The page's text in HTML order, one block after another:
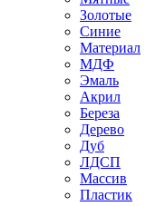
Золотые
Синие
Материал
МДФ
Эмаль
Акрил
Береза
Дерево
Дуб
ЛДСП
Массив
Пластик